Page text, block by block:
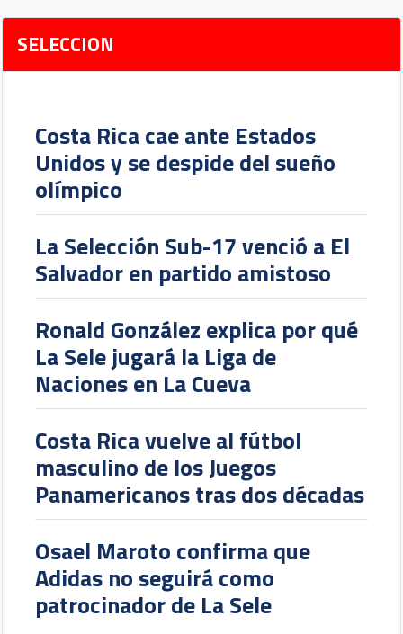
SELECCION
Costa Rica cae ante Estados
Unidos y se despide del sueño
olímpico
La Selección Sub-17 venció a El
Salvador en partido amistoso
Ronald González explica por qué
La Sele jugará la Liga de
Naciones en La Cueva
Costa Rica vuelve al fútbol
masculino de los Juegos
Panamericanos tras dos décadas
Osael Maroto confirma que
Adidas no seguirá como
patrocinador de La Sele